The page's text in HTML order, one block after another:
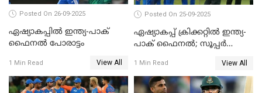
Posted On 26-09-2025
ഏഷ്യാകപ്പില്‍ ഇന്ത്യ-പാക്
ഫൈനല്‍ പോരാട്ടം
1 Min Read View All
Posted On 25-09-2025
ഏഷ്യാകപ്പ് ക്രിക്കറ്റിൽ ഇന്ത്യ-
പാക് ഫൈനല്‍; സൂപ്പർ
തോൽപിച്ച് പാകിസ്ഥാൻ
1 Min Read View All